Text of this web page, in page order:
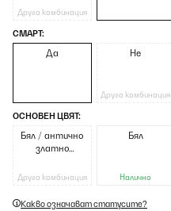
Друга комбинация
СМАРТ:
Да Не
Друга комбинация
ОСНОВЕН ЦВЯТ:
Бял / антично
златно
Друга комбинация
Бял
Налично
Какво означават статусите?